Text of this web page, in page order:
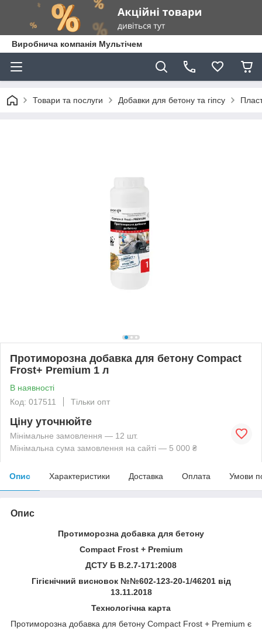
Виробнича компанія Мультічем
Товари та послуги Добавки для бетону та гіпсу
Протиморозна добавка для бетону Compact
Frost+ Premium 1 л
В наявності
Код: 017511
Тільки опт
Ціну уточнюйте
Мінімальне замовлення — 12 шт.
Мінімальна сума замовлення на сайті — 5 000 ₴
Опис Характеристики Доставка Оплата Умови
Опис
Протиморозна добавка для бетону
Compact Frost + Premium
ДСТУ Б В.2.7-171:2008
Гігієнічний висновок №№602-123-20-1/46201 від
13.11.2018
Технологічна карта
Протиморозна добавка для бетону Compact Frost + Premium є